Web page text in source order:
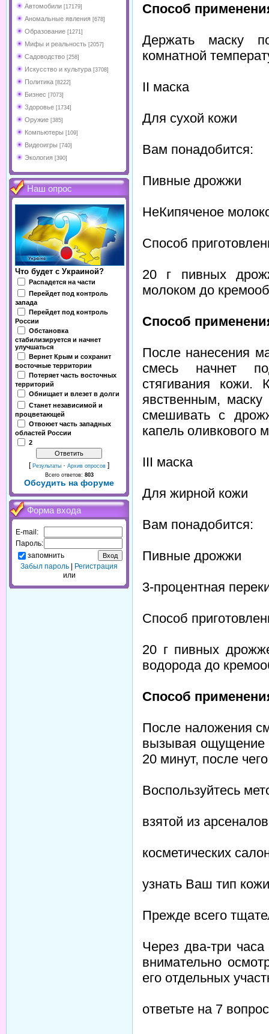
Автомобили [17179]
Аномальные явления [678]
Образование [1271]
Мифы и реальность [2057]
Садоводство [258]
Искусство и культура [3708]
Политика [8222]
Бизнес [7073]
Здоровье [1734]
Оружие [385]
Компьютеры [109]
Видеоигры [740]
Экология [390]
Наш опрос
Что будет с Украиной?
Распадется на части
Перейдет под контроль
запада
Перейдет под контроль
России
Обстановка
стабилизируется и начнет
улучшаться
Вернет Крым и сохранит
восточные территории
Потеряет часть восточных
территорий
Обнищает и влезет в долги
Станет независимой и
процветающей
Отвоюет часть западных
областей России
2
[ Результаты · Архив опросов ]
Всего ответов: 803
Обсудить на форуме
Форма входа
E-mail:
Пароль:
запомнить
Забыл пароль
Регистрация
или
Способ
Держать маску
комнатной
II маска
Для сухой кожи
Вам понадобится:
Пивные дрожжи
НеКипяченое
Способ
20 г пивных
молоком до
Способ
После нанесения
смесь начнет
стягивания кожи.
явственным,
смешивать с
капель оливкового
III маска
Для жирной кожи
Вам понадобится:
Пивные дрожжи
3-процентная
Способ
20 г пивных
водорода до
Способ
После наложения
вызывая ощущение
20 минут, после
Воспользуйтесь
взятой из
косметических
узнать Ваш тип
Прежде всего
Через два-три
внимательно
его отдельных
ответьте на 7